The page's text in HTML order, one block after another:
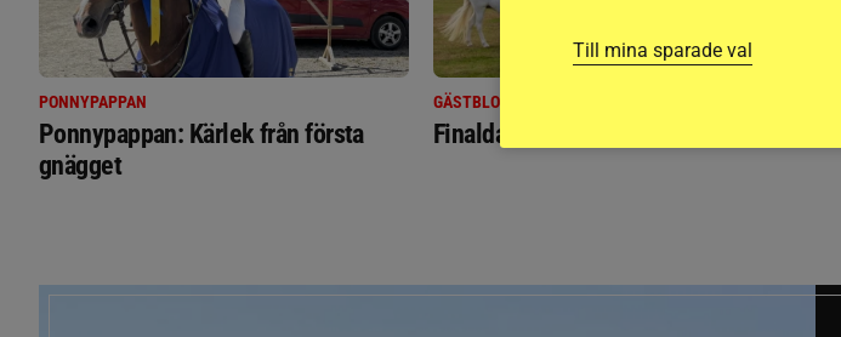
PONNYPAPPAN
Ponnypappan: Kärlek från första
gnägget
GÄSTBLOGGEN
Finaldag med jubileumsutställning
Till mina sparade val